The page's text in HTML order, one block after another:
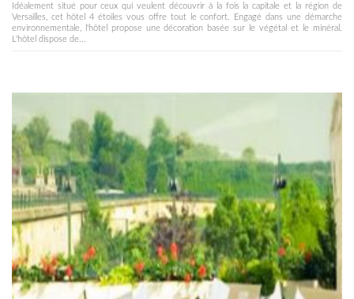
Idéalement situé pour ceux qui veulent découvrir à la fois la capitale et la région de
Versailles, cet hôtel 4 étoiles vous offre tout le confort. Engagé dans une démarche
environnementale, l'hôtel propose une décoration basée sur le végétal et le minéral.
L'hôtel dispose de...